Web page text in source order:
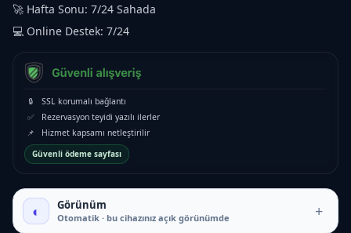
🚀 Hafta Sonu: 7/24 Sahada
💻 Online Destek: 7/24
🔒
SSL korumalı bağlantı
✅
Rezervasyon teyidi yazılı ilerler
📌
Hizmet kapsamı netleştirilir
Güvenli ödeme sayfası
◐ Görünüm
Otomatik · bu cihazınız açık görünümde +